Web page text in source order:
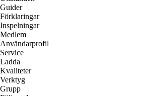
Guider
Förklaringar
Inspelningar
Medlem
Användarprofil
Service
Ladda
Kvaliteter
Verktyg
Grupp